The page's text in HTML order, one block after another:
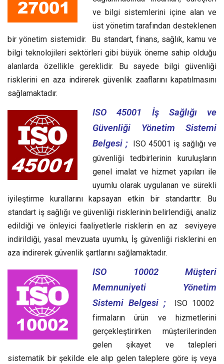
ve bilgi sistemlerini içine alan ve
üst yönetim tarafından desteklenen
bir yönetim sistemidir. Bu standart, finans, sağlık, kamu ve
bilgi teknolojileri sektörleri gibi büyük öneme sahip olduğu
alanlarda özellikle gereklidir. Bu sayede bilgi güvenliği
risklerini en aza indirerek güvenlik zaaflarını kapatılmasını
sağlamaktadır.
ISO 45001 İş Sağlığı ve
Güvenliği Yönetim Sistemi
Belgesi ;
ISO 45001 iş sağlığı ve
güvenliği tedbirlerinin kuruluşların
genel imalat ve hizmet yapıları ile
uyumlu olarak uygulanan ve sürekli
iyileştirme kurallarını kapsayan etkin bir standarttır.
Bu
standart iş sağlığı ve güvenliği risklerinin belirlendiği, analiz
edildiği ve önleyici faaliyetlerle risklerin en az seviyeye
indirildiği, yasal mevzuata uyumlu, İş güvenliği risklerini en
aza indirerek güvenlik şartlarını sağlamaktadır.
ISO 10002 Müşteri
Memnuniyeti Yönetim
Sistemi Belgesi ;
ISO 10002
firmaların ürün ve hizmetlerini
gerçekleştirirken müşterilerinden
gelen şikayet ve talepleri
sistematik bir şekilde ele alıp gelen taleplere göre iş veya